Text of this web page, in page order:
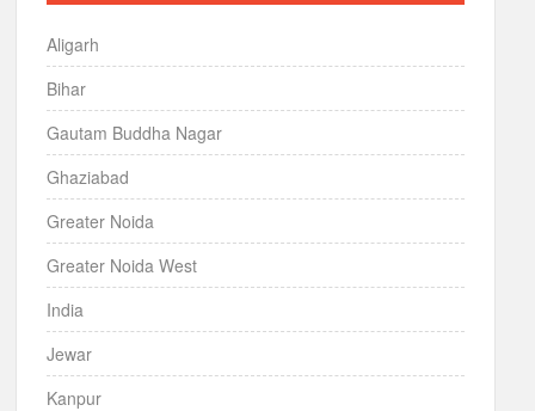
Aligarh
Bihar
Gautam Buddha Nagar
Ghaziabad
Greater Noida
Greater Noida West
India
Jewar
Kanpur